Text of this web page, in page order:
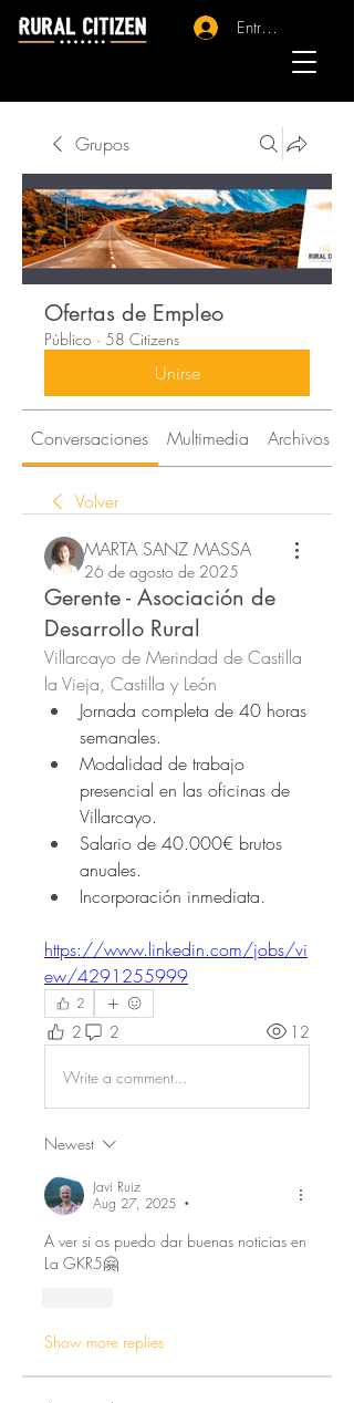
Entrar - Registro
Grupos
Ofertas de Empleo
Público · 58 Citizens
Unirse
Conversaciones Multimedia Archivos
Volver
MARTA SANZ MASSA
26 de agosto de 2025
Gerente - Asociación de
Desarrollo Rural
Villarcayo de Merindad de Castilla
la Vieja, Castilla y León
Jornada completa de 40 horas
semanales.
Modalidad de trabajo
presencial en las oficinas de
Villarcayo.
Salario de 40.000€ brutos
anuales.
Incorporación inmediata.
https://www.linkedin.com/jobs/vi
ew/4291255999
2
2 2 12
Write a comment...
Newest
Javi Ruiz
Aug 27, 2025
•
A ver si os puedo dar buenas noticias en
La GKR5🤗
Show more replies